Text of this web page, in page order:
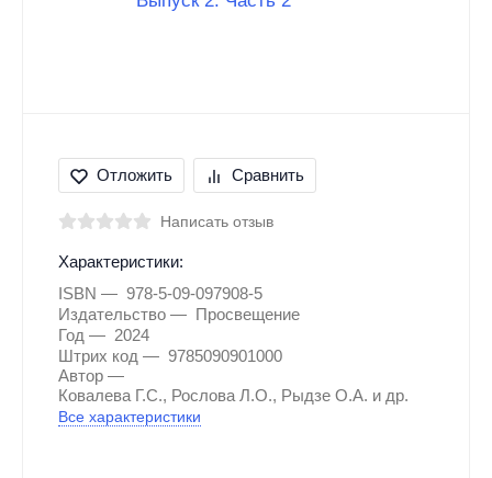
Отложить Сравнить
Написать отзыв
Характеристики:
ISBN
978-5-09-097908-5
Издательство
Просвещение
Год
2024
Штрих код
9785090901000
Автор
Ковалева Г.С., Рослова Л.О., Рыдзе О.А. и др.
Все характеристики